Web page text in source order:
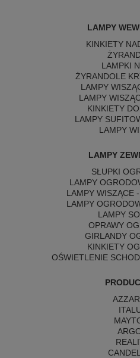
LAMPY
KINKIETY
LAMPKI
ŻYRANDOLE
LAMPY
LAMPY
KINKIETY
LAMPY
LAMPY
LAMPY
SŁUPKI
LAMPY
LAMPY WISZĄCE
LAMPY
LAMPY
OPRAWY
GIRLANDY
KINKIETY
OŚWIETLENIE